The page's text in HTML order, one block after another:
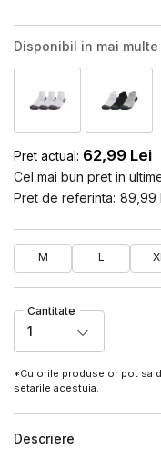
Disponibil in mai
Pret actual: 62,99 Lei
Cel mai bun pret in
Pret de referinta: 89,99
M L XL
Cantitate
1
*Culorile produselor pot sa
setarile acestuia.
Descriere